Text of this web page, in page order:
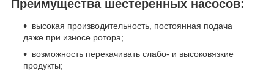
Преимущества шестеренных насосов:
высокая производительность, постоянная подача
даже при износе ротора;
возможность перекачивать слабо- и высоковязкие
продукты;